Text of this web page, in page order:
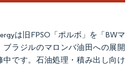
は旧FPSO「ポルボ」を「BWマ
ブラジルのマロンバ油田への展開
中です。石油処理・積み出し向け